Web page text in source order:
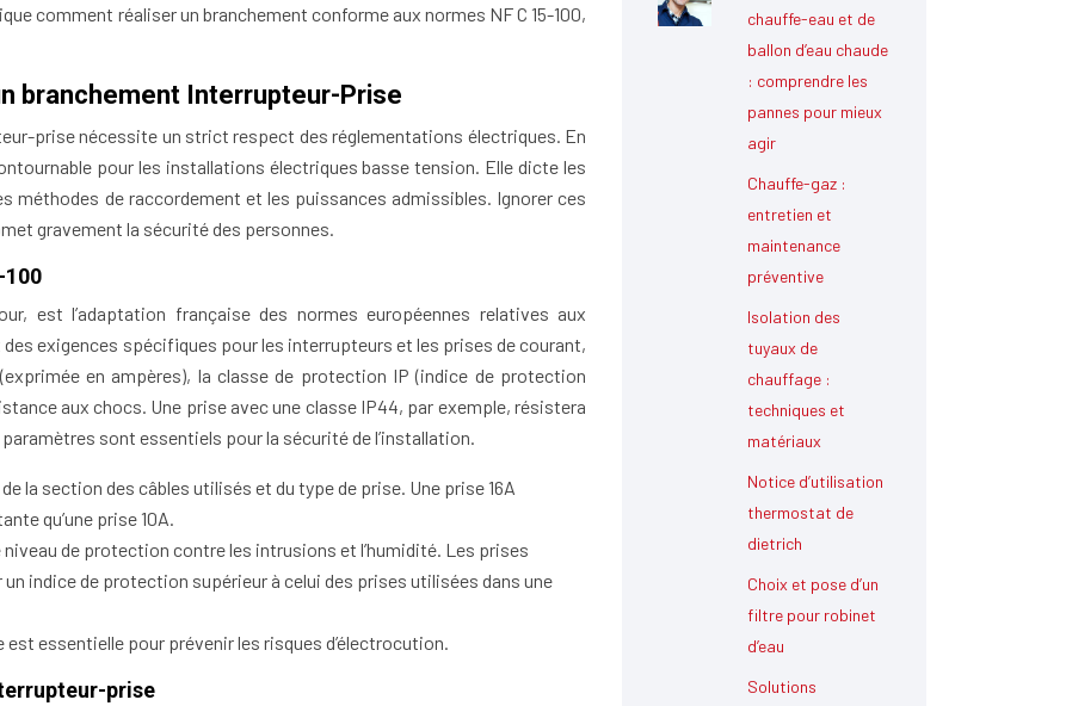
comment réaliser un branchement conforme aux normes NF C 15-100,
branchement Interrupteur-Prise
prise nécessite un strict respect des réglementations électriques. En
pour les installations électriques basse tension. Elle dicte les
méthodes de raccordement et les puissances admissibles. Ignorer ces
gravement la sécurité des personnes.
100
est l’adaptation française des normes européennes relatives aux
exigences spécifiques pour les interrupteurs et les prises de courant,
en ampères), la classe de protection IP (indice de protection
aux chocs. Une prise avec une classe IP44, par exemple, résistera
sont essentiels pour la sécurité de l’installation.
la section des câbles utilisés et du type de prise. Une prise 16A
qu’une prise 10A.
de protection contre les intrusions et l’humidité. Les prises
indice de protection supérieur à celui des prises utilisées dans une
essentielle pour prévenir les risques d’électrocution.
prise
chauffe-eau et de
ballon d’eau chaude
: comprendre les
pannes pour mieux
agir
Chauffe-gaz :
entretien et
maintenance
préventive
Isolation des
tuyaux de
chauffage :
techniques et
matériaux
Notice d’utilisation
thermostat de
dietrich
Choix et pose d’un
filtre pour robinet
d’eau
Solutions